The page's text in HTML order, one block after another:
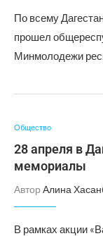
По всему
прошел
Минмолодежи
Общество
28 апреля в
мемориалы
Автор Алина
В рамках акции